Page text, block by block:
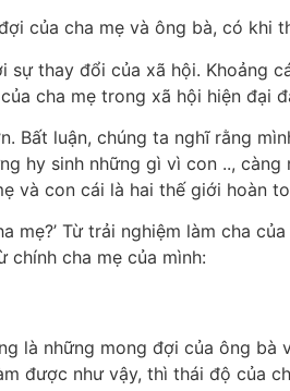
của cha mẹ và ông bà, có khi
thay đổi của xã hội. Khoảng
cha mẹ trong xã hội hiện đại
Bất luận, chúng ta nghĩ rằng
hy sinh những gì vì con ..,
và con cái là hai thế giới hoàn
Từ trải nghiệm làm cha
cha mẹ của mình:
là những mong đợi của ông
được như vậy, thì thái độ của